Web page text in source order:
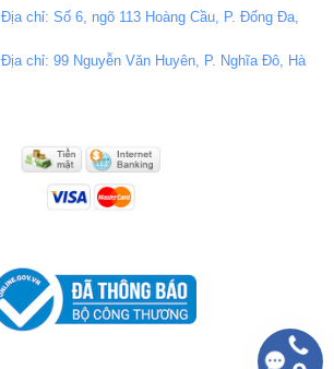
Địa chỉ: Số 6, ngõ 113 Hoàng Cầu, P. Đống Đa,
Địa chỉ: 99 Nguyễn Văn Huyên, P. Nghĩa Đô, Hà